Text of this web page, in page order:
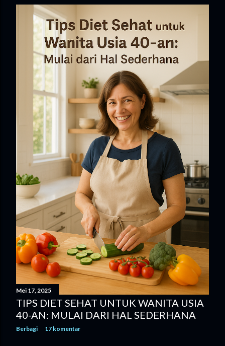
Mei 17, 2025
TIPS DIET SEHAT UNTUK WANITA USIA
40-AN: MULAI DARI HAL SEDERHANA
Berbagi 17 komentar